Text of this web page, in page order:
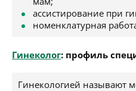
ассистирование при
номенклатурная
Гинеколог: профиль
Гинекологией называют